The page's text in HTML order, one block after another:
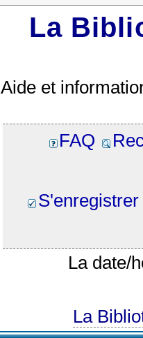
La
Aide et
FAQ
S'enregistrer
La date/
La